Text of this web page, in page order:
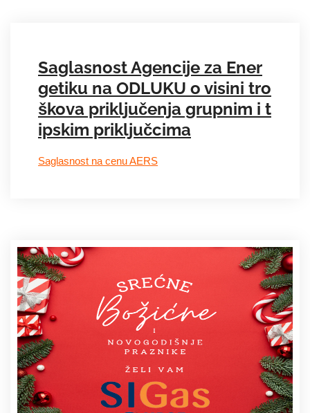
Saglasnost Agencije za Ener
getiku na ODLUKU o visini tro
škova priključenja grupnim i t
ipskim priključcima
Saglasnost na cenu AERS